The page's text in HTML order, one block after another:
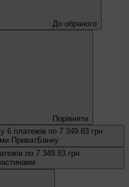
До обраного
Порівняти
6 платежів по 7 349.83 грн
по 7 349.83 грн